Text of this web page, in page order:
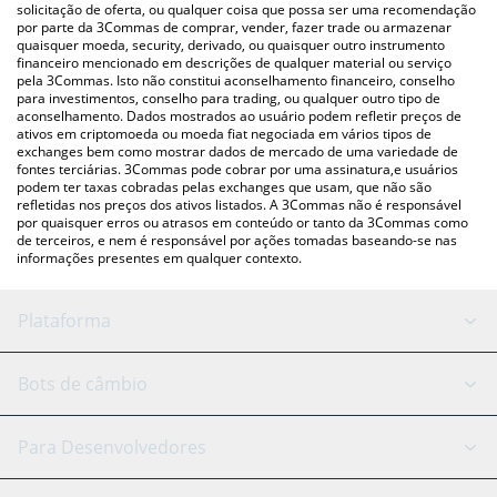
acima para verificar o último preço de FATGF nas principais
moedas fiat e criptográficas.
solicitação de oferta, ou qualquer coisa que possa ser uma recomendação
por parte da 3Commas de comprar, vender, fazer trade ou armazenar
quaisquer moeda, security, derivado, ou quaisquer outro instrumento
financeiro mencionado em descrições de qualquer material ou serviço
pela 3Commas. Isto não constitui aconselhamento financeiro, conselho
para investimentos, conselho para trading, ou qualquer outro tipo de
aconselhamento. Dados mostrados ao usuário podem refletir preços de
ativos em criptomoeda ou moeda fiat negociada em vários tipos de
exchanges bem como mostrar dados de mercado de uma variedade de
fontes terciárias. 3Commas pode cobrar por uma assinatura,e usuários
podem ter taxas cobradas pelas exchanges que usam, que não são
refletidas nos preços dos ativos listados. A 3Commas não é responsável
por quaisquer erros ou atrasos em conteúdo or tanto da 3Commas como
de terceiros, e nem é responsável por ações tomadas baseando-se nas
informações presentes em qualquer contexto.
Plataforma
Bot GRID
Signal Bot
Assistente de IA
Bots de câmbio
Binance
Para Desenvolvedores